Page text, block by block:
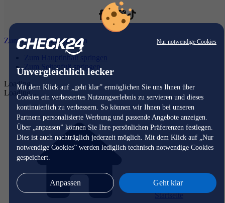
Nur notwendige Cookies
Unvergleichlich lecker
Mit dem Klick auf „geht klar” ermöglichen Sie uns Ihnen über
Cookies ein verbessertes Nutzungserlebnis zu servieren und dieses
kontinuierlich zu verbessern. So können wir Ihnen bei unseren
Partnern personalisierte Werbung und passende Angebote anzeigen.
Über „anpassen” können Sie Ihre persönlichen Präferenzen festlegen.
Dies ist auch nachträglich jederzeit möglich. Mit dem Klick auf „Nur
notwendige Cookies” werden lediglich technisch notwendige Cookies
gespeichert.
Anpassen Geht klar
Zum Hauptinhalt springen
Zum Hauptinhalt springen
Zum Seitenfuß springen
Loading...
Loading...
Startseite